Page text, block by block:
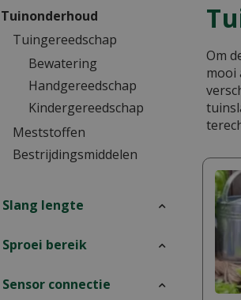
Om
mooi
Tuinonderhoud
Tuingereedschap
Bewatering
Handgereedschap
Kindergereedschap
Meststoffen
Bestrijdingsmiddelen
Slang lengte
Sproei bereik
Sensor connectie